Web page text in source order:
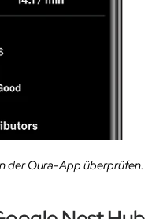
der Oura-App überprüfen.